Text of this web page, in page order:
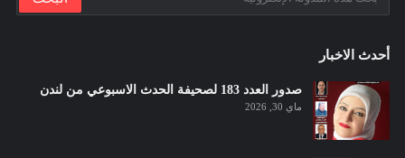
أحدث الاخبار
صدور العدد 183 لصحيفة الحدث الاسبوعي من لندن
ماي 30, 2026